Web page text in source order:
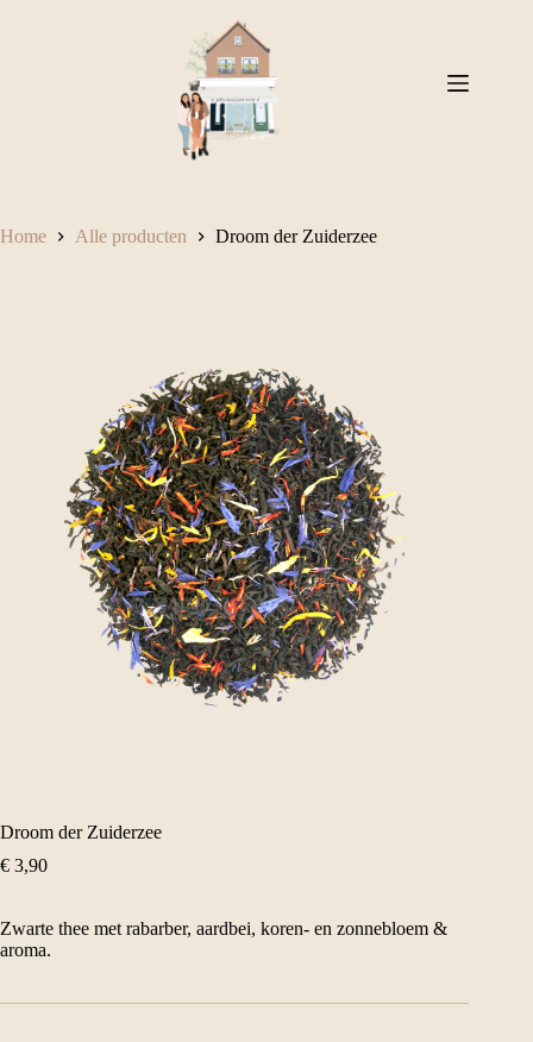
Home Alle producten Droom der Zuiderzee
Droom der Zuiderzee
€ 3,90
Zwarte thee met rabarber, aardbei, koren- en zonnebloem &
aroma.